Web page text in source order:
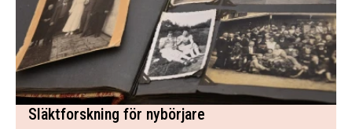
Släktforskning för nybörjare